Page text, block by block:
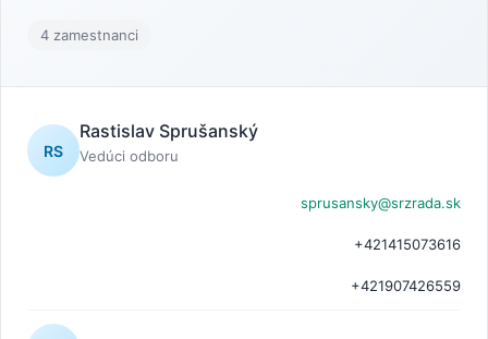
4 zamestnanci
RS
Rastislav Sprušanský
Vedúci odboru
sprusansky@srzrada.sk
+421415073616
+421907426559